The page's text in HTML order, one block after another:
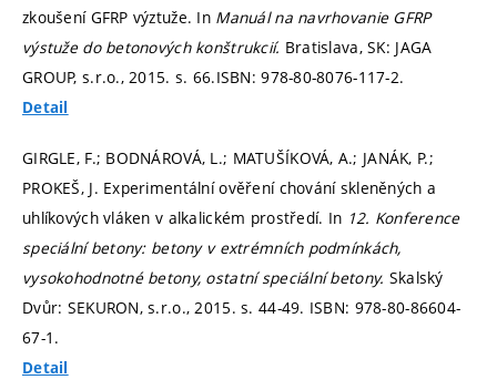
zkoušení GFRP výztuže. In Manuál na navrhovanie GFRP
výstuže do betonových konštrukcií. Bratislava, SK: JAGA
GROUP, s.r.o., 2015. s. 66.ISBN: 978-80-8076-117-2.
Detail
GIRGLE, F.; BODNÁROVÁ, L.; MATUŠÍKOVÁ, A.; JANÁK, P.;
PROKEŠ, J. Experimentální ověření chování skleněných a
uhlíkových vláken v alkalickém prostředí. In 12. Konference
speciální betony: betony v extrémních podmínkách,
vysokohodnotné betony, ostatní speciální betony. Skalský
Dvůr: SEKURON, s.r.o., 2015.s. 44-49. ISBN: 978-80-86604-
67-1.
Detail